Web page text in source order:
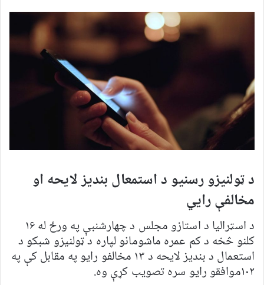
د ټولنیزو رسنیو د استمعال بندیز لایحه او
مخالفې رایي
د اسټرالیا د استازو مجلس د چهارشنبې په ورځ له ۱۶
کلنو څخه د کم عمره ماشومانو لپاره د ټولنیزو شبکو د
استعمال د بندیز لایحه د ۱۳ مخالفو رایو په مقابل کې په
۱۰۲موافقو رایو سره تصویب کړې وه.